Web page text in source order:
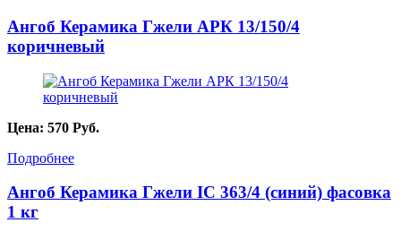
Ангоб Керамика Гжели АРК 13/150/4
коричневый
Цена: 570 Руб.
Подробнее
Ангоб Керамика Гжели IC 363/4 (синий) фасовка
1 кг